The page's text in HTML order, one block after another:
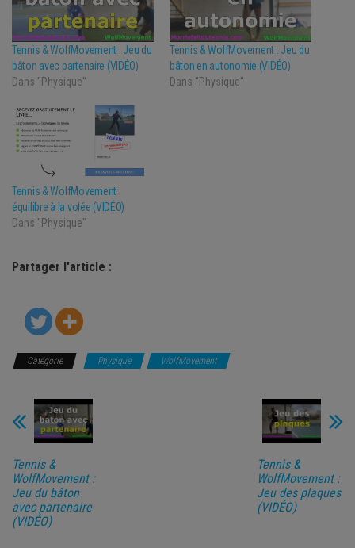
Tennis & WolfMovement : Jeu du
bâton avec partenaire (VIDÉO)
Dans "Physique"
Tennis & WolfMovement : Jeu du
bâton en autonomie (VIDÉO)
Dans "Physique"
Tennis & WolfMovement :
équilibre à la volée (VIDÉO)
Dans "Physique"
Partager l'article :
Catégorie Physique WolfMovement
Tennis &
WolfMovement :
Jeu du bâton
avec partenaire
(VIDÉO)
Tennis &
WolfMovement :
Jeu des plaques
(VIDÉO)